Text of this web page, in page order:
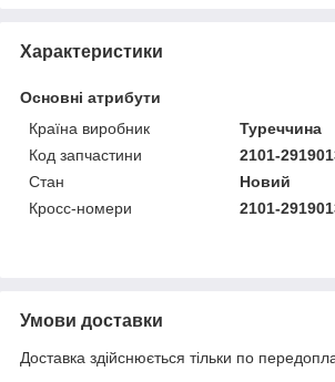
Характеристики
Основні атрибути
Країна виробник
Туреччина
Код запчастини
2101-
Стан
Новий
Кросс-номери
2101-
Умови доставки
Доставка здійснюється тільки по